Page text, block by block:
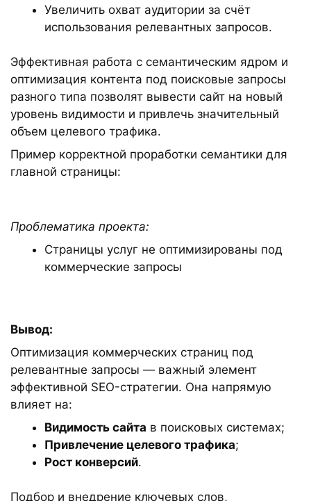
Увеличить охват аудитории за счёт
использования релевантных запросов.
Эффективная работа с семантическим ядром и
оптимизация контента под поисковые запросы
разного типа позволят вывести сайт на новый
уровень видимости и привлечь значительный
объем целевого трафика.
Пример корректной проработки семантики для
главной страницы:
Проблематика проекта:
Страницы услуг не оптимизированы под
коммерческие запросы
Вывод:
Оптимизация коммерческих страниц под
релевантные запросы — важный элемент
эффективной SEO-стратегии. Она напрямую
влияет на:
Видимость сайта в поисковых системах;
Привлечение целевого трафика;
Рост конверсий.
Подбор и внедрение ключевых слов,